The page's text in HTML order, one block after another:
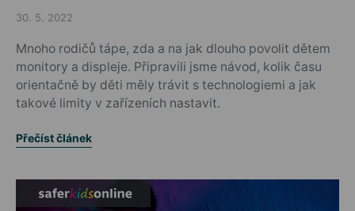
Posted on
30. 5. 2022
Mnoho rodičů tápe, zda a na jak dlouho povolit dětem
monitory a displeje. Připravili jsme návod, kolik času
orientačně by děti měly trávit s technologiemi a jak
takové limity v zařízeních nastavit.
Přečíst článek